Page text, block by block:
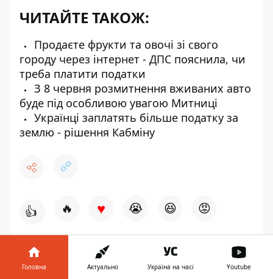
ЧИТАЙТЕ ТАКОЖ:
Продаєте фрукти та овочі зі свого
городу через інтернет - ДПС пояснила, чи
треба платити податки
З 8 червня розмитнення вживаних авто
буде під особливою увагою Митниці
Українці заплатять більше податку за
землю - рішення Кабміну
👍 🔥 ♥ 😭 😆 😡
ТВАРИНИ ПОДАТОК ПРОДАЖА
Головна Актуально Україна на часі Youtube